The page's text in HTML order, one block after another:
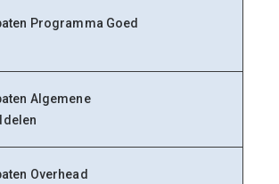
Programma Goed
Algemene
Overhead